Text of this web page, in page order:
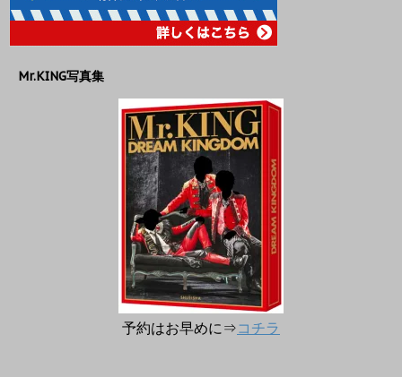
Mr.KING写真集
予約はお早めに⇒コチラ